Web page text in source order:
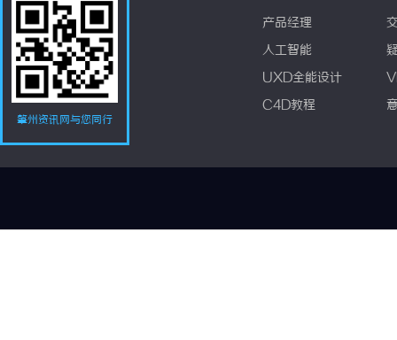
肇州资讯网与您同行
产品经理
人工智能
UXD全能设计
C4D教程